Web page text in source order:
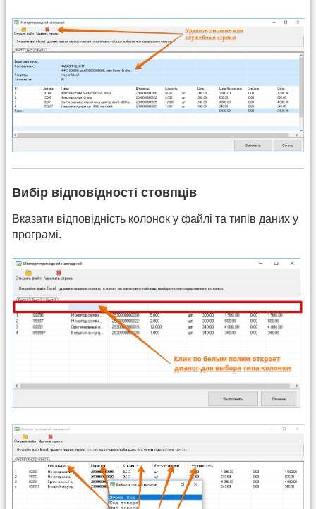
Вибір відповідності стовпців
Вказати відповідність колонок у файлі та типів даних у
програмі.